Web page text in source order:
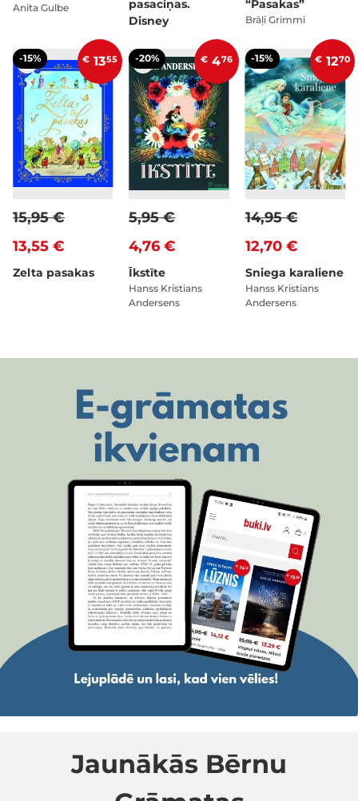
Anita Gulbe
pasaciņas.
Disney
“Pasakas”
Brāļi Grimmi
-15% € 1355
13,55 €
15,95 €
Zelta pasakas
-20% € 476
4,76 €
5,95 €
Īkstīte
Hanss Kristians
Andersens
-15% € 1270
12,70 €
14,95 €
Sniega karaliene
Hanss Kristians
Andersens
Jaunākās Bērnu